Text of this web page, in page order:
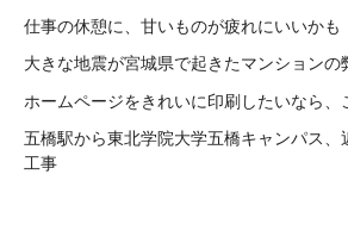
仕事の休憩に、甘いものが疲れにいいかも
大きな地震が宮城県で起きたマンションの
ホームページをきれいに印刷したいなら、
五橋駅から東北学院大学五橋キャンパス、
工事